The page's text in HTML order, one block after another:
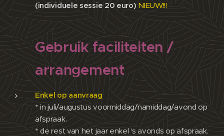
(individuele sessie 20 euro) NIEUW!!!
Gebruik faciliteiten /
arrangement
Enkel op aanvraag
* in juli/augustus voormiddag/namiddag/avond op
afspraak.
* de rest van het jaar enkel 's avonds op afspraak.